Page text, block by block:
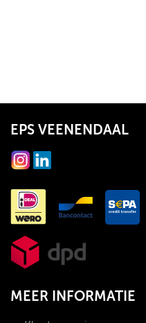
EPS VEENENDAAL
MEER INFORMATIE